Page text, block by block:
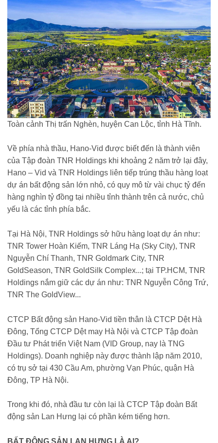
Toàn cảnh Thị trấn Nghèn, huyện Can Lộc, tỉnh Hà Tĩnh.
Về phía nhà thầu, Hano-Vid được biết đến là thành viên
của Tập đoàn TNR Holdings khi khoảng 2 năm trở lại đây,
Hano – Vid và TNR Holdings liên tiếp trúng thầu hàng loạt
dự án bất động sản lớn nhỏ, có quy mô từ vài chục tỷ đến
hàng nghìn tỷ đồng tại nhiều tỉnh thành trên cả nước, chủ
yếu là các tỉnh phía bắc.
Tại Hà Nội, TNR Holdings sở hữu hàng loạt dự án như:
TNR Tower Hoàn Kiếm, TNR Láng Hạ (Sky City), TNR
Nguyễn Chí Thanh, TNR Goldmark City, TNR
GoldSeason, TNR GoldSilk Complex...; tại TP.HCM, TNR
Holdings nắm giữ các dự án như: TNR Nguyễn Công Trứ,
TNR The GoldView...
CTCP Bất động sản Hano-Vid tiền thân là CTCP Dệt Hà
Đông, Tổng CTCP Dệt may Hà Nội và CTCP Tập đoàn
Đầu tư Phát triển Việt Nam (VID Group, nay là TNG
Holdings). Doanh nghiệp này được thành lập năm 2010,
có trụ sở tại 430 Cầu Am, phường Vạn Phúc, quận Hà
Đông, TP Hà Nội.
Trong khi đó, nhà đầu tư còn lại là CTCP Tập đoàn Bất
động sản Lan Hưng lại có phần kém tiếng hơn.
BẤT ĐỘNG SẢN LAN HƯNG LÀ AI?